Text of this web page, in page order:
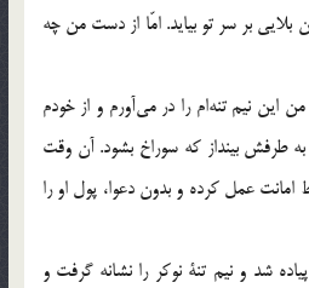
بر سر تو بيايد. امّا از دست من چه
نيم تنه‌ام را در مي‌آورم و از خودم
به طرفش بينداز كه سوراخ بشود. آن وقت
عمل كرده و بدون دعوا، پول او را
شد و نيم تنة نوكر را نشانه گرفت و